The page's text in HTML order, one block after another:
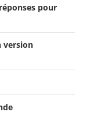
romaine à la
Didascaux
pour
version